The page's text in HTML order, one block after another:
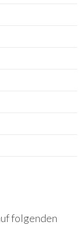
folgenden